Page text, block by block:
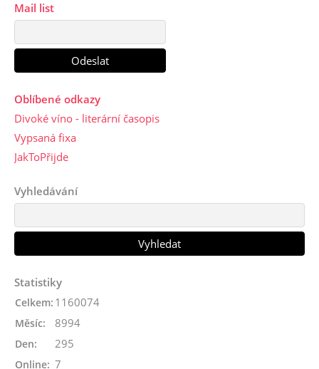
Mail list
Oblíbené odkazy
Divoké víno - literární časopis
Vypsaná fixa
JakToPřijde
Vyhledávání
Statistiky
Online: 7
Celkem: 1160074
Měsíc: 8994
Den: 295